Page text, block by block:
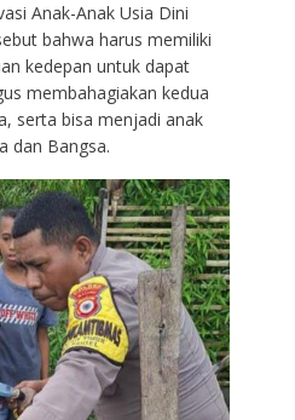
Anak-Anak Usia Dini
bahwa harus memiliki
kedepan untuk dapat
membahagiakan kedua
serta bisa menjadi anak
dan Bangsa.